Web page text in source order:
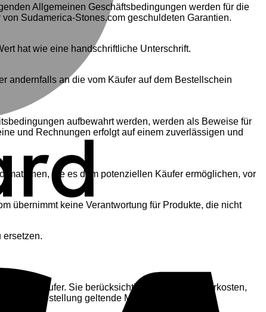
Allgemeinen Geschäftsbedingungen werden für die
Sudamerica-Stones.com geschuldeten Garantien.
hat wie eine handschriftliche Unterschrift.
andernfalls an die vom Käufer auf dem Bestellschein
aufbewahrt werden, werden als Beweise für
und Rechnungen erfolgt auf einem zuverlässigen und
die es dem potenziellen Käufer ermöglichen, vor
übernimmt keine Verantwortung für Produkte, die nicht
ersetzen.
den Käufer. Sie berücksichtigen nicht die Lieferkosten,
der Bestellung geltende Mehrwertsteuer.